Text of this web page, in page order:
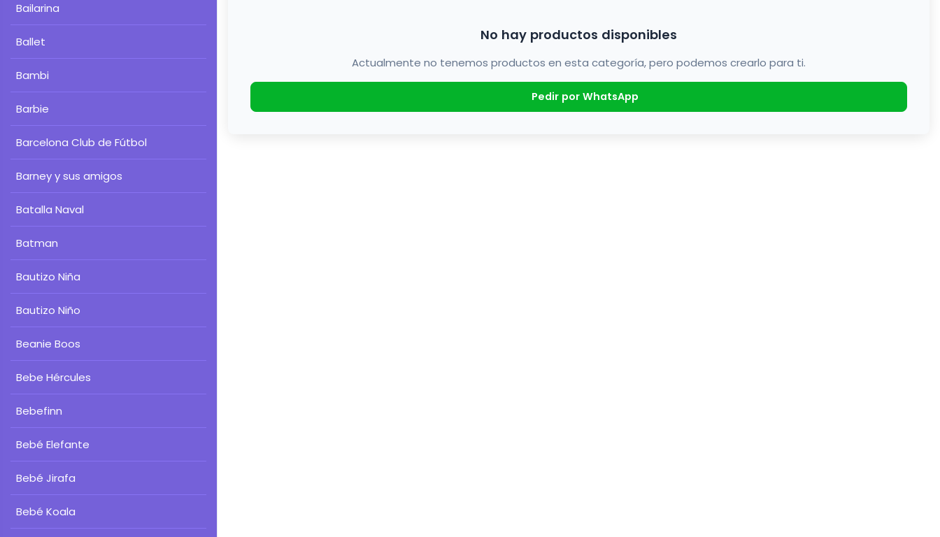
Bailarina
Ballet
Bambi
Barbie
Barcelona Club de Fútbol
Barney y sus amigos
Batalla Naval
Batman
Bautizo Niña
Bautizo Niño
Beanie Boos
Bebe Hércules
Bebefinn
Bebé Elefante
Bebé Jirafa
Bebé Koala
No hay productos disponibles
Actualmente no tenemos productos en esta categoría, pero podemos crearlo para ti.
Pedir por WhatsApp